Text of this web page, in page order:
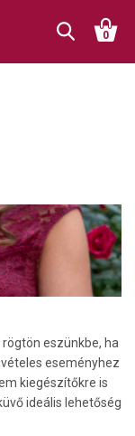
0
eszünkbe, ha
eseményhez
kiegészítőkre is
ideális lehetőség